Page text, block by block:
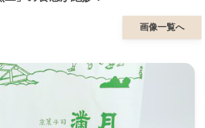
画像一覧へ